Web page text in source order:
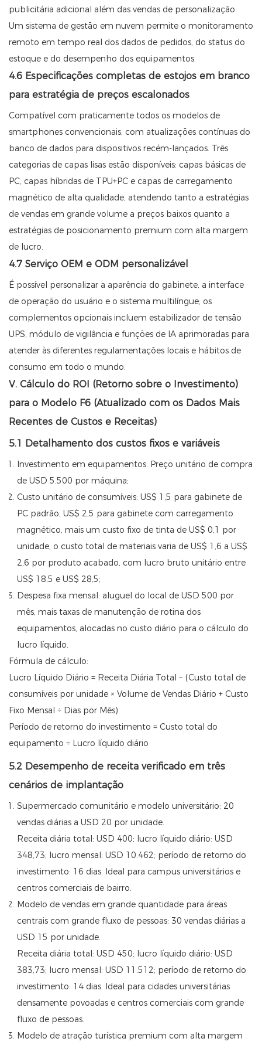
publicitária adicional além das vendas de personalização.
Um sistema de gestão em nuvem permite o monitoramento
remoto em tempo real dos dados de pedidos, do status do
estoque e do desempenho dos equipamentos.
4.6 Especificações completas de estojos em branco
para estratégia de preços escalonados
Compatível com praticamente todos os modelos de
smartphones convencionais, com atualizações contínuas do
banco de dados para dispositivos recém-lançados. Três
categorias de capas lisas estão disponíveis: capas básicas de
PC, capas híbridas de TPU+PC e capas de carregamento
magnético de alta qualidade, atendendo tanto a estratégias
de vendas em grande volume a preços baixos quanto a
estratégias de posicionamento premium com alta margem
de lucro.
4.7 Serviço OEM e ODM personalizável
É possível personalizar a aparência do gabinete, a interface
de operação do usuário e o sistema multilíngue; os
complementos opcionais incluem estabilizador de tensão
UPS, módulo de vigilância e funções de IA aprimoradas para
atender às diferentes regulamentações locais e hábitos de
consumo em todo o mundo.
V. Cálculo do ROI (Retorno sobre o Investimento)
para o Modelo F6 (Atualizado com os Dados Mais
Recentes de Custos e Receitas)
5.1 Detalhamento dos custos fixos e variáveis
Investimento em equipamentos: Preço unitário de compra
de USD 5.500 por máquina;
Custo unitário de consumíveis: US$ 1,5 para gabinete de
PC padrão, US$ 2,5 para gabinete com carregamento
magnético, mais um custo fixo de tinta de US$ 0,1 por
unidade; o custo total de materiais varia de US$ 1,6 a US$
2,6 por produto acabado, com lucro bruto unitário entre
US$ 18,5 e US$ 28,5;
Despesa fixa mensal: aluguel do local de USD 500 por
mês, mais taxas de manutenção de rotina dos
equipamentos, alocadas no custo diário para o cálculo do
lucro líquido.
Fórmula de cálculo:
Lucro Líquido Diário = Receita Diária Total − (Custo total de
consumíveis por unidade × Volume de Vendas Diário + Custo
Fixo Mensal ÷ Dias por Mês)
Período de retorno do investimento = Custo total do
equipamento ÷ Lucro líquido diário
5.2 Desempenho de receita verificado em três
cenários de implantação
Supermercado comunitário e modelo universitário: 20
vendas diárias a USD 20 por unidade.
Receita diária total: USD 400; lucro líquido diário: USD
348,73; lucro mensal: USD 10.462; período de retorno do
investimento: 16 dias. Ideal para campus universitários e
centros comerciais de bairro.
Modelo de vendas em grande quantidade para áreas
centrais com grande fluxo de pessoas: 30 vendas diárias a
USD 15 por unidade.
Receita diária total: USD 450; lucro líquido diário: USD
383,73; lucro mensal: USD 11.512; período de retorno do
investimento: 14 dias. Ideal para cidades universitárias
densamente povoadas e centros comerciais com grande
fluxo de pessoas.
Modelo de atração turística premium com alta margem